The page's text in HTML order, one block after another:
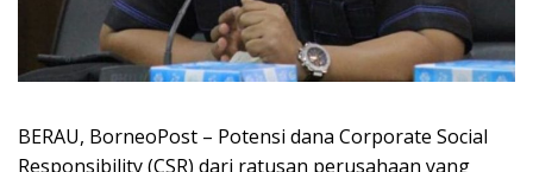
BERAU, BorneoPost – Potensi dana Corporate Social
Responsibility (CSR) dari ratusan perusahaan yang